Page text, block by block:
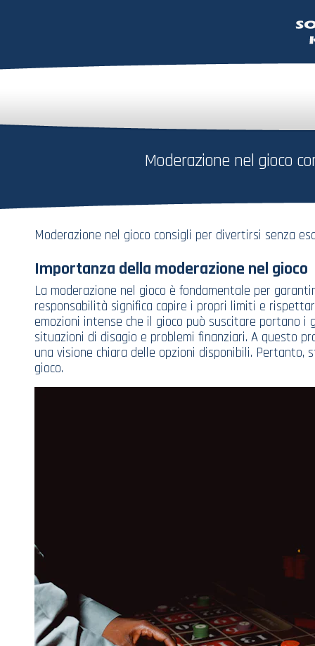
Moderazione nel gioco
Moderazione nel gioco consigli per divertirsi senza
Importanza della moderazione nel gioco
La moderazione nel gioco è fondamentale per
responsabilità significa capire i propri limiti e
emozioni intense che il gioco può suscitare portano
situazioni di disagio e problemi finanziari. A questo
una visione chiara delle opzioni disponibili. Pertanto,
gioco.